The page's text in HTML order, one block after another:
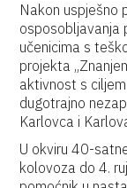
Nakon uspješno
osposobljavanja
učenicima s
projekta
aktivnost s
dugotrajno
Karlovca i
U okviru 40-
kolovoza do 4.